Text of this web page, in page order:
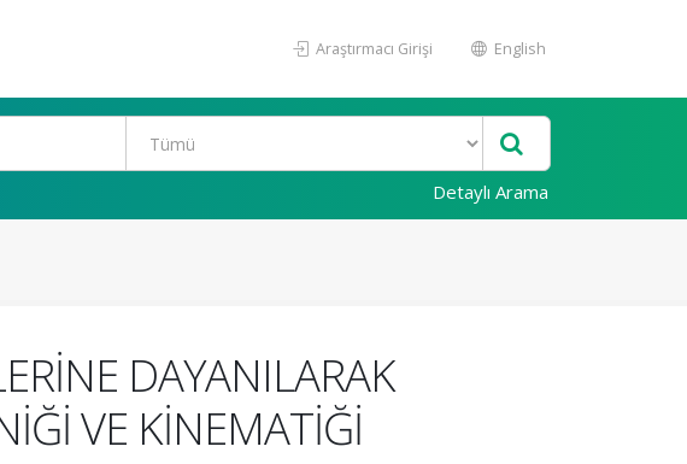
Araştırmacı Girişi English
Detaylı Arama
DAYANILARAK
VE KİNEMATİĞİ